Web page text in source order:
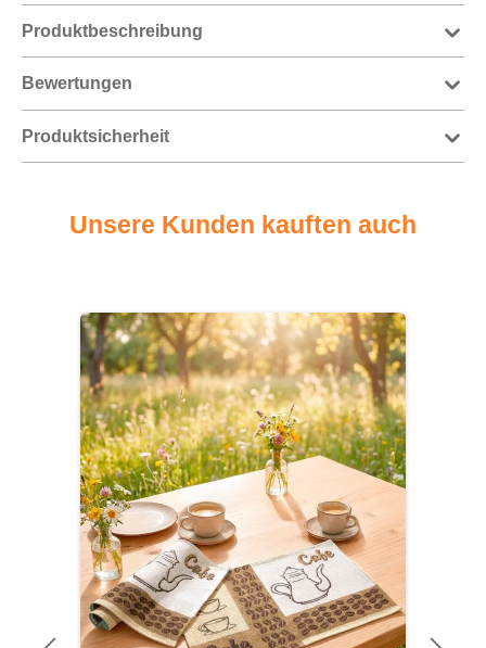
Produktbeschreibung
Bewertungen
Produktsicherheit
Unsere Kunden kauften auch
Produktgalerie überspringen